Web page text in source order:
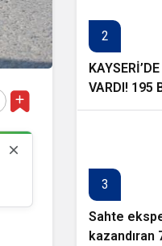
2
VARDI! 195
3
Sahte